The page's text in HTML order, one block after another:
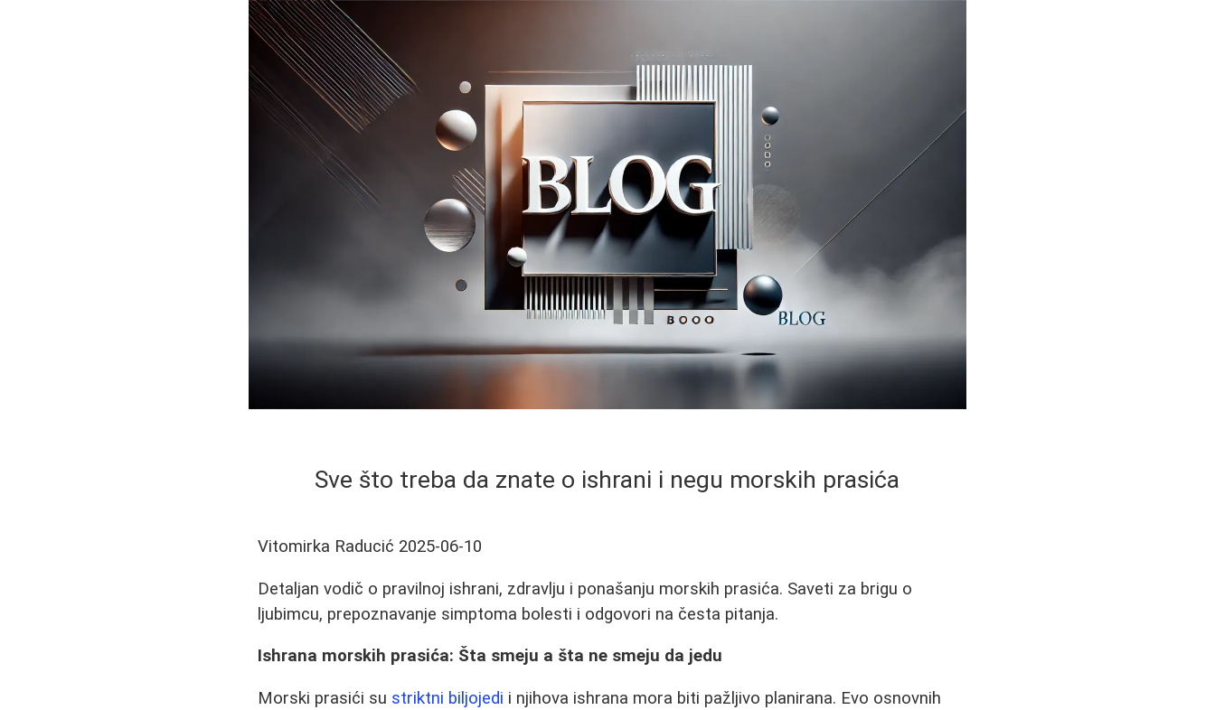
Sve što treba da znate o ishrani i negu morskih prasića
Vitomirka Raducić 2025-06-10
Detaljan vodič o pravilnoj ishrani, zdravlju i ponašanju morskih prasića. Saveti za brigu o
ljubimcu, prepoznavanje simptoma bolesti i odgovori na česta pitanja.
Ishrana morskih prasića: Šta smeju a šta ne smeju da jedu
Morski prasići su striktni biljojedi i njihova ishrana mora biti pažljivo planirana. Evo osnovnih